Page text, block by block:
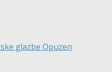
glazbe Opuzen